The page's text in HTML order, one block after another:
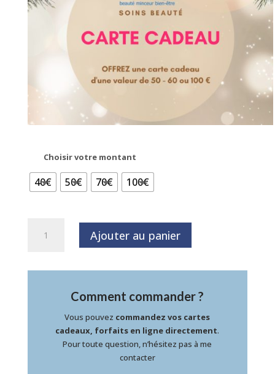
Choisir votre montant
40€ 50€ 70€ 100€
Ajouter au panier
Comment commander ?
Vous pouvez commandez vos cartes
cadeaux, forfaits en ligne directement.
Pour toute question, n’hésitez pas à me
contacter